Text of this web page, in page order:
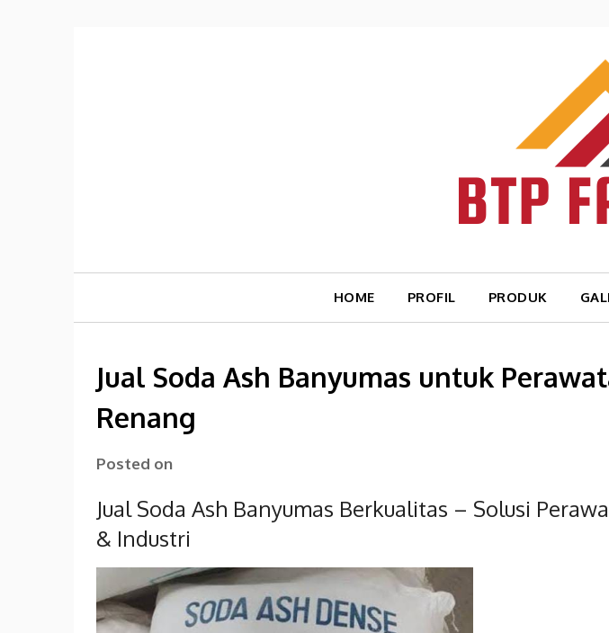
HOME PROFIL PRODUK
Jual Soda Ash Banyumas untuk
Renang
Posted on
Jual Soda Ash Banyumas Berkualitas – Solusi
& Industri